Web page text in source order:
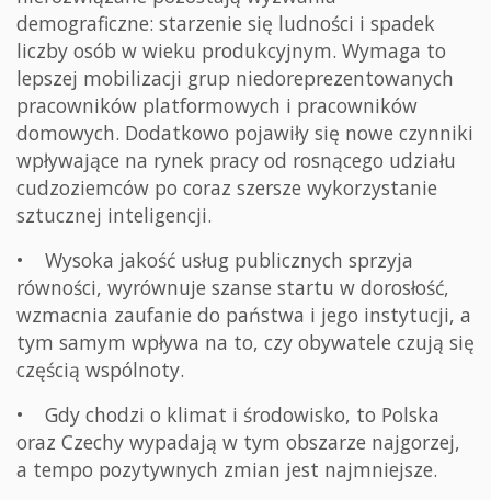
demograficzne: starzenie się ludności i spadek
liczby osób w wieku produkcyjnym. Wymaga to
lepszej mobilizacji grup niedoreprezentowanych
pracowników platformowych i pracowników
domowych. Dodatkowo pojawiły się nowe czynniki
wpływające na rynek pracy od rosnącego udziału
cudzoziemców po coraz szersze wykorzystanie
sztucznej inteligencji.
• Wysoka jakość usług publicznych sprzyja
równości, wyrównuje szanse startu w dorosłość,
wzmacnia zaufanie do państwa i jego instytucji, a
tym samym wpływa na to, czy obywatele czują się
częścią wspólnoty.
• Gdy chodzi o klimat i środowisko, to Polska
oraz Czechy wypadają w tym obszarze najgorzej,
a tempo pozytywnych zmian jest najmniejsze.